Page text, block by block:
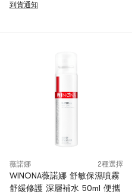
到貨通知
薇諾娜 2種選擇
WINONA薇諾娜 舒敏保濕噴霧
舒緩修護 深層補水 50ml 便攜